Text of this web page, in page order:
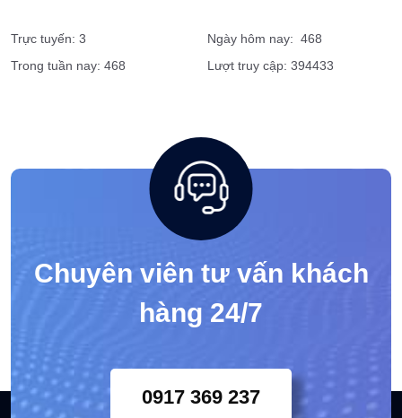
Trực tuyến: 3
Ngày hôm nay: 468
Trong tuần nay: 468
Lượt truy cập: 394433
Chuyên viên tư vấn khách
hàng 24/7
0917 369 237